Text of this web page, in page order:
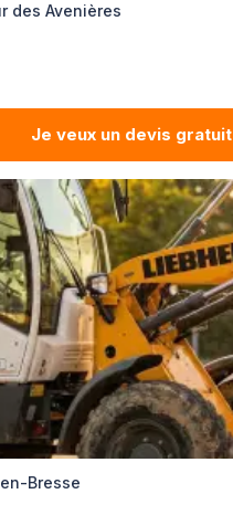
des Avenières
Je veux un devis gratuit
Bresse